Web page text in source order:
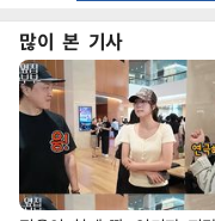
많이 본 기사